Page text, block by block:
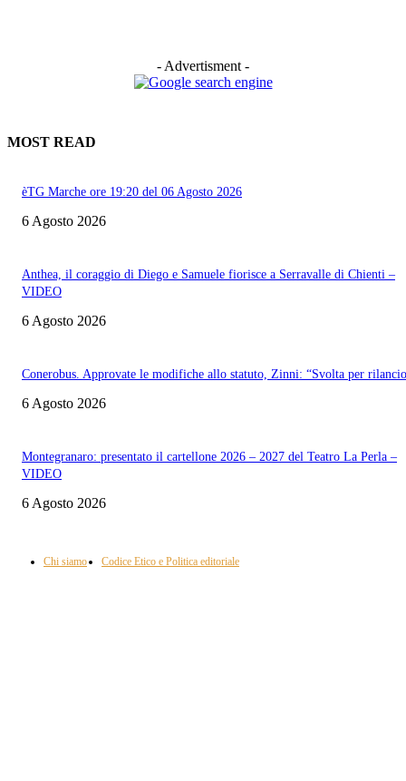
- Advertisment -
MOST READ
èTG Marche ore 19:20 del 06 Agosto 2026
6 Agosto 2026
Anthea, il coraggio di Diego e Samuele fiorisce a Serravalle di Chienti –
VIDEO
6 Agosto 2026
Conerobus. Approvate le modifiche allo statuto, Zinni: “Svolta per
6 Agosto 2026
Montegranaro: presentato il cartellone 2026 – 2027 del Teatro La Perla –
VIDEO
6 Agosto 2026
Chi siamo Codice Etico e Politica editoriale